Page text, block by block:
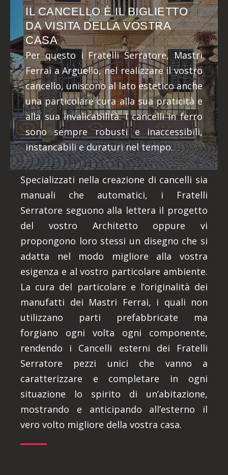
IL CANCELLO È IL BIGLIETTO
DA VISITA DELLA VOSTRA
CASA
Per questo i Fratelli Serratore, Mastri
Ferrai a Arguello, nel realizzare il vostro
cancello, uniscono al lato estetico anche
una particolare cura alla sua praticità e
alla sua invalicabilità. I cancelli in ferro
sono sempre robusti e inaccessibili,
instancabili e duraturi nel tempo.
Specializzati nella creazione di cancelli sia
manuali che automatici, i Fratelli
Serratore seguono alla lettera il progetto
del vostro Architetto oppure vi
propongono loro stessi un disegno che si
adatta nel modo migliore alla vostra
esigenza e al vostro particolare ambiente.
La cura del particolare e l’originalità dei
manufatti dei Mastri Ferrai, i quali non
utilizzano parti prefabbricate ma
forgiano ogni volta ogni componente,
rendendo i Cancelli esterni dei Fratelli
Serratore pezzi unici che vanno a
caratterizzare e completare in ogni
situazione lo spirito di un’abitazione,
mostrando e anticipando all’esterno il
vero volto migliore della vostra casa.